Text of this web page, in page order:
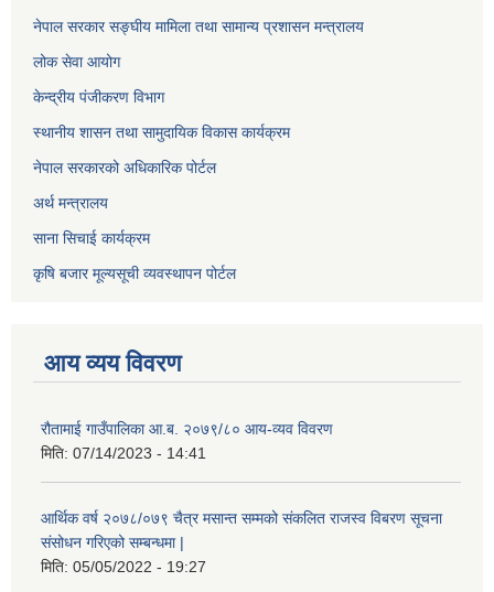
नेपाल सरकार सङ्घीय मामिला तथा सामान्य प्रशासन मन्त्रालय
लोक सेवा आयोग
केन्द्रीय पंजीकरण विभाग
स्थानीय शासन तथा सामुदायिक विकास कार्यक्रम
नेपाल सरकारको अधिकारिक पोर्टल
अर्थ मन्त्रालय
साना सिचाई कार्यक्रम
कृषि बजार मूल्यसूची व्यवस्थापन पोर्टल
आय व्यय विवरण
रौतामाई गाउँपालिका आ.ब. २०७९/८० आय-व्यव विवरण
मिति: 07/14/2023 - 14:41
आर्थिक वर्ष २०७८/०७९ चैत्र मसान्त सम्मको संकलित राजस्व विबरण सूचना
संसोधन गरिएको सम्बन्धमा |
मिति: 05/05/2022 - 19:27